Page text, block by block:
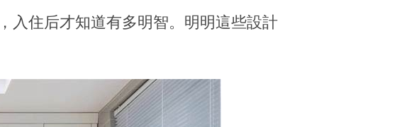
入住后才知道有多明智。明明這些設計